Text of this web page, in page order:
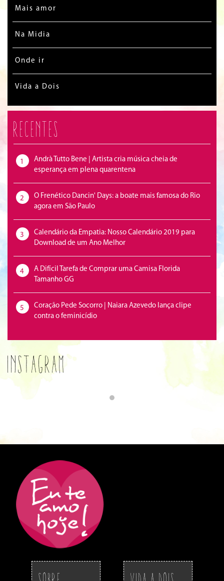
Mais amor
Na Midia
Onde ir
Vida a Dois
Recentes
1
Andrà Tutto Bene | Artista cria música cheia de
esperança em plena quarentena
2
O Frenético Dancin' Days: a boate mais famosa do Rio
agora em São Paulo
3
Calendário da Empatia: Nosso Calendário 2019 para
Download de um Ano Melhor
4
A Difícil Tarefa de Comprar uma Camisa Florida
Tamanho GG
5
Coração Pede Socorro | Naiara Azevedo lança clipe
contra o feminicídio
Instagram